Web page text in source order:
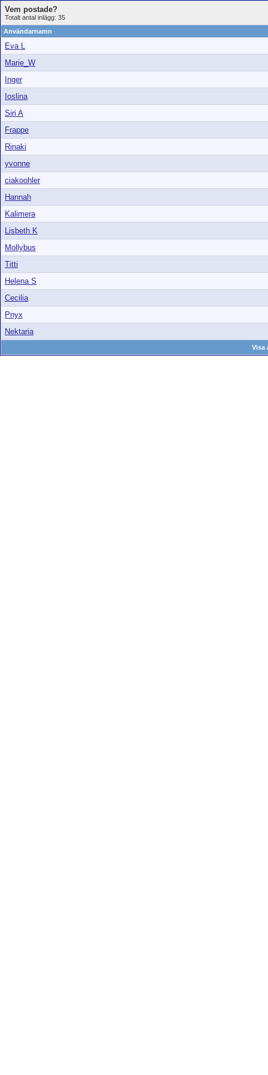
Vem postade?
Totalt antal inlägg: 35
Användarnamn
Eva L
Marie_W
Inger
Ioslina
Siri A
Frappe
Rinaki
yvonne
ciakoohler
Hannah
Kalimera
Lisbeth K
Mollybus
Titti
Helena S
Cecilia
Pnyx
Nektaria
Visa